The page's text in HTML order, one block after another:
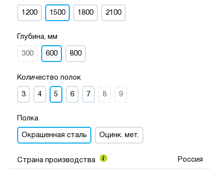
1200 1500 1800 2100
Глубина, мм
300 600 800
Количество полок
3 4 5 6 7 8 9
Полка
Окрашенная сталь Оцинк. мет.
Страна производства Россия